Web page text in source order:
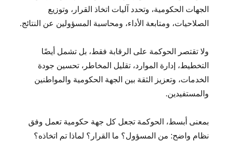
الجهات الحكومية، وتحدد آليات اتخاذ القرار، وتوزيع
الصلاحيات، ومتابعة الأداء، ومحاسبة المسؤولين عن النتائج.
ولا تقتصر الحوكمة على الرقابة فقط، بل تشمل أيضًا
التخطيط، إدارة الموارد، تقليل المخاطر، تحسين جودة
الخدمات، وتعزيز الثقة بين الجهة الحكومية والمواطنين
والمستفيدين.
بمعنى أبسط، الحوكمة تجعل كل جهة حكومية تعمل وفق
نظام واضح: من المسؤول؟ ما القرار؟ لماذا تم اتخاذه؟